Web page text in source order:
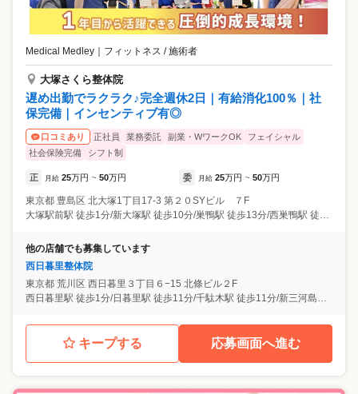
Medical Medley フィットネス / 施術者
大塚さくら整体院
遅め出勤でラクラク♪完全週休2日｜有給消化100％｜社
保完備｜インセンティブ有◎
口コミあり 正社員 業務委託 副業・WワークOK
フェイシャル
社会保険完備
シフト制
正 月給 25万円 ~ 50万円 委 月給 25万円 ~ 50万円
東京都 豊島区 北大塚1丁目17-3 第２０SYビル ７F
大塚駅前駅 徒歩1分/新大塚駅 徒歩10分/巣鴨駅 徒歩13分/西巣鴨駅 徒歩17分
他の店舗でも募集しています
西日暮里整体院
東京都 荒川区 西日暮里３丁目６−15 北條ビル２F
西日暮里駅 徒歩1分/日暮里駅 徒歩11分/千駄木駅 徒歩11分/新三河島駅 徒歩12分/田端駅 徒歩15分
キープする 応募画面へ進む